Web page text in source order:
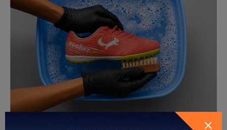
Cách vệ sinh giày bóng đá giúp gia tăng tuổi thọ